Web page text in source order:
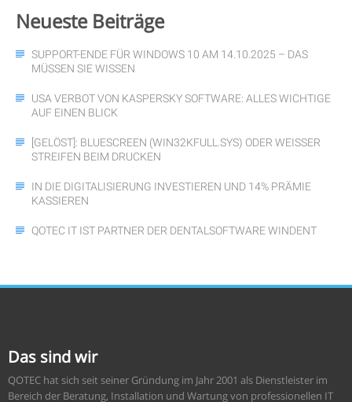
Neueste Beiträge
SUPPORT-ENDE FÜR WINDOWS 10 AM 14.10.2025 – DAS
MÜSSEN SIE WISSEN
USA VERBOT VON KASPERSKY SOFTWARE: ALLES WICHTIGE
AUF EINEN BLICK
[GELÖST]: BLUESCREEN (WIN32KFULL.SYS) ODER WEISSER S
TREIFEN BEIM DRUCKEN
IN DIE DIGITALISIERUNG INVESTIEREN UND 14% PRÄMIE
KASSIEREN
QOTEC IT IST PARTNER DER DENTALSOFTWARE WINDENT
Das sind wir
QOTEC hat sich seit seiner Gründung im Jahr 2001 als Dienstleister im
Bereich der Beratung, Installation und Wartung von professionellen IT